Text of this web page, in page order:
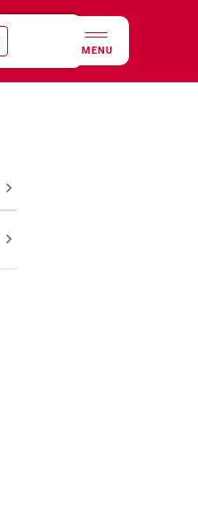
MENU